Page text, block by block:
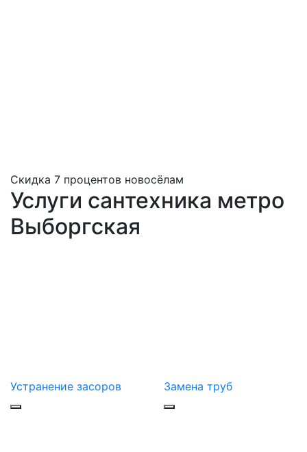
Скидка 7 процентов новосёлам
Услуги сантехника метро
Выборгская
Устранение засоров Замена труб